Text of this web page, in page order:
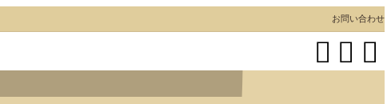
お問い合わせ
  